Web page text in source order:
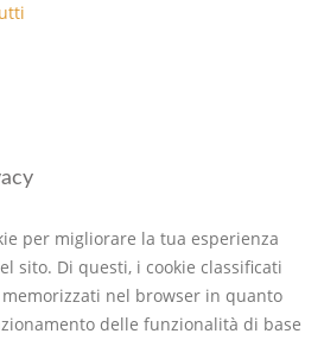
per migliorare la tua esperienza
sito. Di questi, i cookie classificati
nel browser in quanto
delle funzionalità di base